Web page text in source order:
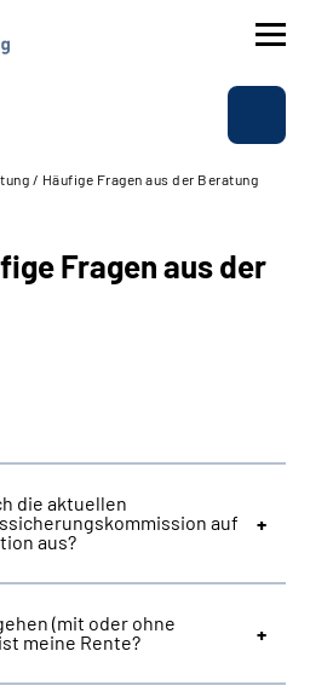
/ Häufige Fragen aus der Beratung
Fragen aus der
die aktuellen
auf
aus?
(mit oder ohne
meine Rente?